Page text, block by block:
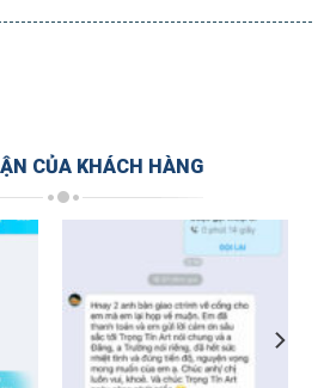
CỦA KHÁCH HÀNG